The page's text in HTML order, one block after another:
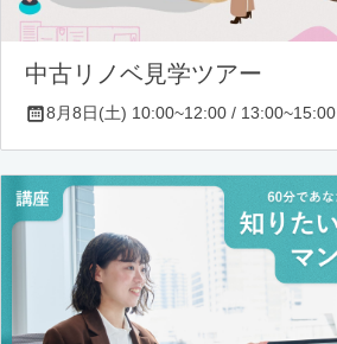
中古リノベ見学ツアー
8月8日(土) 10:00~12:00 /